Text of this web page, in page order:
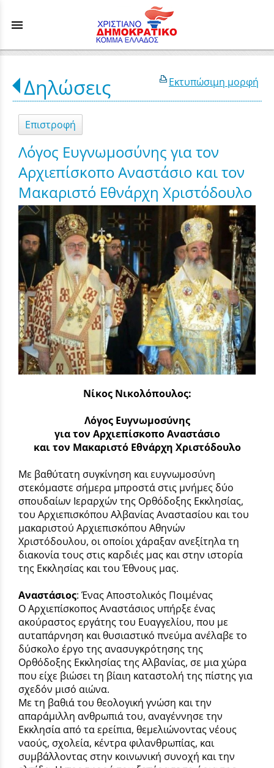
menu
Εκτυπώσιμη μορφή
Δηλώσεις
Επιστροφή
Λόγος Ευγνωμοσύνης για τον
Αρχιεπίσκοπο Αναστάσιο και τον
Μακαριστό Εθνάρχη Χριστόδουλο
Νίκος Νικολόπουλος:
Λόγος Ευγνωμοσύνης
για τον Αρχιεπίσκοπο Αναστάσιο
και τον Μακαριστό Εθνάρχη Χριστόδουλο
Με βαθύτατη συγκίνηση και ευγνωμοσύνη
στεκόμαστε σήμερα μπροστά στις μνήμες δύο
σπουδαίων Ιεραρχών της Ορθόδοξης Εκκλησίας,
του Αρχιεπισκόπου Αλβανίας Αναστασίου και του
μακαριστού Αρχιεπισκόπου Αθηνών
Χριστόδουλου, οι οποίοι χάραξαν ανεξίτηλα τη
διακονία τους στις καρδιές μας και στην ιστορία
της Εκκλησίας και του Έθνους μας.
Αναστάσιος: Ένας Αποστολικός Ποιμένας
Ο Αρχιεπίσκοπος Αναστάσιος υπήρξε ένας
ακούραστος εργάτης του Ευαγγελίου, που με
αυταπάρνηση και θυσιαστικό πνεύμα ανέλαβε το
δύσκολο έργο της ανασυγκρότησης της
Ορθόδοξης Εκκλησίας της Αλβανίας, σε μια χώρα
που είχε βιώσει τη βίαιη καταστολή της πίστης για
σχεδόν μισό αιώνα.
Με τη βαθιά του θεολογική γνώση και την
απαράμιλλη ανθρωπιά του, αναγέννησε την
Εκκλησία από τα ερείπια, θεμελιώνοντας νέους
ναούς, σχολεία, κέντρα φιλανθρωπίας, και
συμβάλλοντας στην κοινωνική συνοχή και την